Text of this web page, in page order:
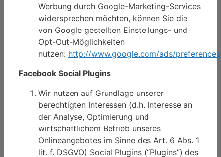
Werbung durch Google-Marketing-Services
widersprechen möchten, können Sie die
von Google gestellten Einstellungs- und
Opt-Out-Möglichkeiten
nutzen: http://www.google.com/ads/preferences
Facebook Social Plugins
Wir nutzen auf Grundlage unserer
berechtigten Interessen (d.h. Interesse an
der Analyse, Optimierung und
wirtschaftlichem Betrieb unseres
Onlineangebotes im Sinne des Art. 6 Abs. 1
lit. f. DSGVO) Social Plugins (“Plugins”) des